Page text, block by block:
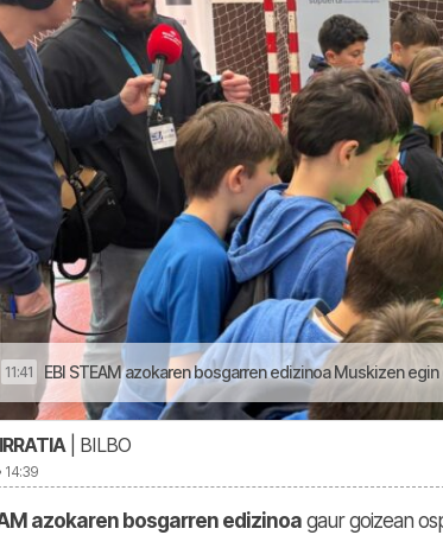
11:41 EBI STEAM azokaren bosgarren edizinoa Muskizen
| BILBO
14:39
azokaren bosgarren edizinoa gaur goizean